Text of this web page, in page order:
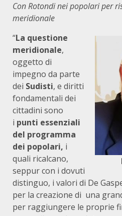
Con Rotondi nei popolari per
meridionale
“La questione
meridionale,
oggetto di
impegno da parte
dei Sudisti, e diritti
fondamentali dei
cittadini sono
i punti essenziali
del programma
dei popolari, i
quali ricalcano,
seppur con i dovuti
distinguo, i valori di De
per la creazione di una
per raggiungere le proprie